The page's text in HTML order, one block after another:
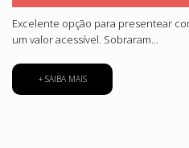
Excelente opção para presentear
um valor acessível. Sobraram...
+ SAIBA MAIS